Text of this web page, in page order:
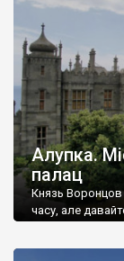
Алупка.
палац
Князь
часу, але